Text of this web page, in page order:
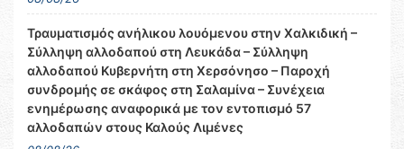
Τραυματισμός ανήλικου λουόμενου στην Χαλκιδική –
Σύλληψη αλλοδαπού στη Λευκάδα – Σύλληψη
αλλοδαπού Κυβερνήτη στη Χερσόνησο – Παροχή
συνδρομής σε σκάφος στη Σαλαμίνα – Συνέχεια
ενημέρωσης αναφορικά με τον εντοπισμό 57
αλλοδαπών στους Καλούς Λιμένες